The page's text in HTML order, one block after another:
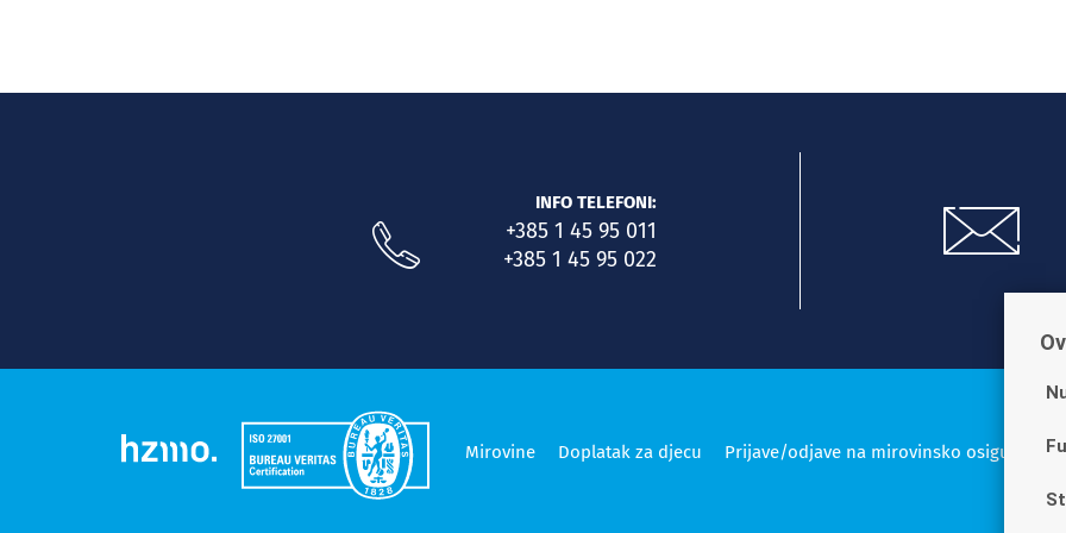
INFO TELEFONI:
+385 1 45 95 011
+385 1 45 95 022
Mirovine Doplatak za djecu Prijave/odjave na mirovinsko osiguranje